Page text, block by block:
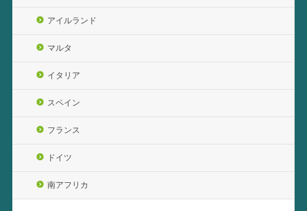
アイルランド
マルタ
イタリア
スペイン
フランス
ドイツ
南アフリカ